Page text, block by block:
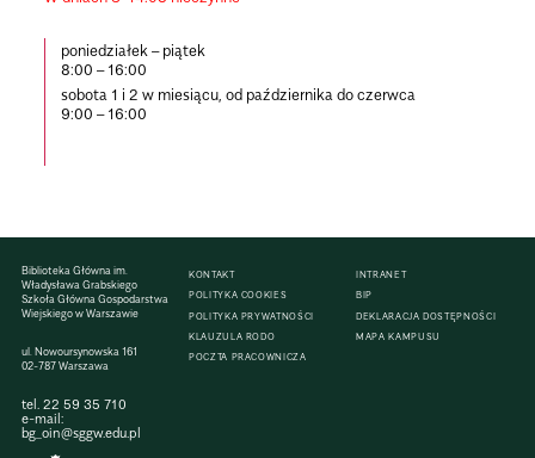
poniedziałek – piątek
8:00 – 16:00
sobota 1 i 2 w miesiącu, od października do czerwca
9:00 – 16:00
Biblioteka Główna im.
Władysława Grabskiego
Szkoła Główna Gospodarstwa
Wiejskiego w Warszawie
ul. Nowoursynowska 161
02-787 Warszawa
tel. 22 59 35 710
e-mail:
bg_oin@sggw.edu.pl
KONTAKT
POLITYKA COOKIES
POLITYKA PRYWATNOŚCI
KLAUZULA RODO
POCZTA PRACOWNICZA
INTRANET
BIP
DEKLARACJA DOSTĘPNOŚCI
MAPA KAMPUSU